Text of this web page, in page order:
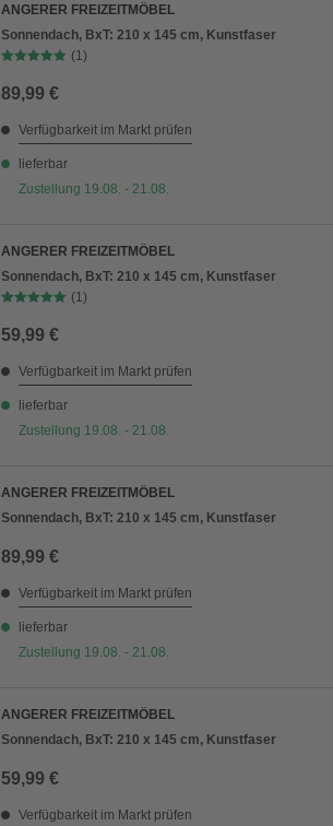
ANGERER FREIZEITMÖBEL
Sonnendach, BxT: 210 x 145 cm, Kunstfaser
(1)
89,99 €
Verfügbarkeit im Markt prüfen
lieferbar
Zustellung 19.08. - 21.08.
ANGERER FREIZEITMÖBEL
Sonnendach, BxT: 210 x 145 cm, Kunstfaser
(1)
59,99 €
Verfügbarkeit im Markt prüfen
lieferbar
Zustellung 19.08. - 21.08.
ANGERER FREIZEITMÖBEL
Sonnendach, BxT: 210 x 145 cm, Kunstfaser
89,99 €
Verfügbarkeit im Markt prüfen
lieferbar
Zustellung 19.08. - 21.08.
ANGERER FREIZEITMÖBEL
Sonnendach, BxT: 210 x 145 cm, Kunstfaser
59,99 €
Verfügbarkeit im Markt prüfen